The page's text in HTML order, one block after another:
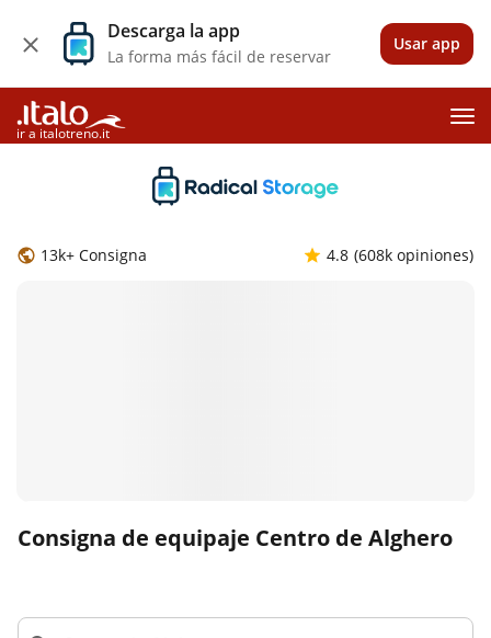
Descarga la app
La forma más fácil de reservar
Usar app
ir a italotreno.it
13k+ Consigna 4.8 (608k opiniones)
Consigna de equipaje Centro de Alghero